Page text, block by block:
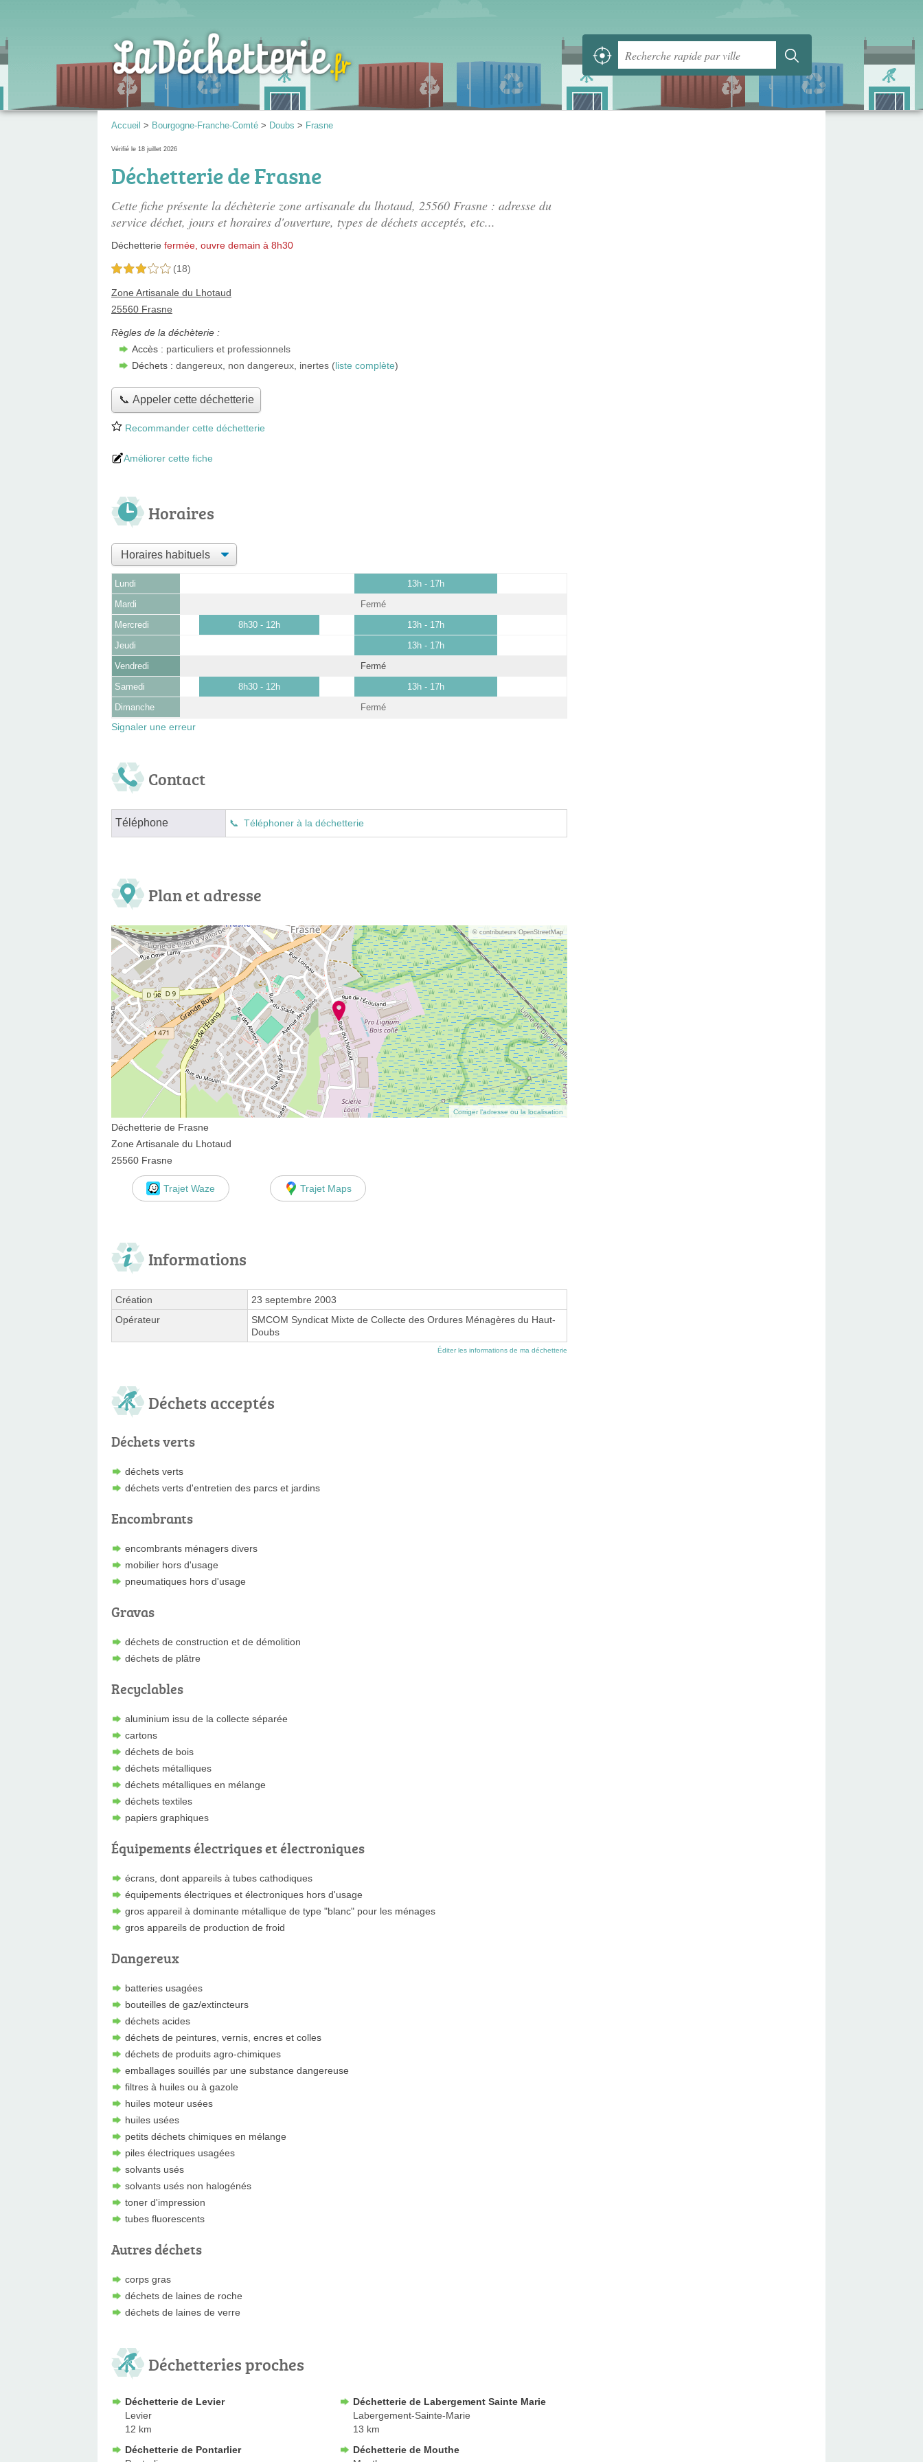
Accueil > Bourgogne-Franche-Comté > Doubs > Frasne
Vérifié le 18 juillet 2026
Déchetterie de Frasne
Cette fiche présente la déchèterie zone artisanale du lhotaud, 25560 Frasne : adresse du
service déchet, jours et horaires d'ouverture, types de déchets acceptés, etc...
Déchetterie fermée, ouvre demain à 8h30
3,0 étoiles sur 5 (18)
Zone Artisanale du Lhotaud
25560 Frasne
Règles de la déchèterie :
Accès : particuliers et professionnels
Déchets : dangereux, non dangereux, inertes (liste complète)
📞 Appeler cette déchetterie
Recommander cette déchetterie
Améliorer cette fiche
Horaires
Lundi 13h - 17h
Mardi Fermé
Mercredi 8h30 - 12h 13h - 17h
Jeudi 13h - 17h
Vendredi Fermé
Samedi 8h30 - 12h 13h - 17h
Dimanche Fermé
Signaler une erreur
Contact
Téléphone Téléphoner à la déchetterie
Plan et adresse
© contributeurs OpenStreetMap
Corriger l’adresse ou la localisation
Déchetterie de Frasne
Zone Artisanale du Lhotaud
25560 Frasne
Trajet Waze Trajet Maps
Informations
Création
23 septembre 2003
Opérateur
SMCOM Syndicat Mixte de Collecte des Ordures Ménagères du Haut-
Doubs
Éditer les informations de ma déchetterie
Déchets acceptés
Déchets verts
déchets verts
déchets verts d'entretien des parcs et jardins
Encombrants
encombrants ménagers divers
mobilier hors d'usage
pneumatiques hors d'usage
Gravas
déchets de construction et de démolition
déchets de plâtre
Recyclables
aluminium issu de la collecte séparée
cartons
déchets de bois
déchets métalliques
déchets métalliques en mélange
déchets textiles
papiers graphiques
Équipements électriques et électroniques
écrans, dont appareils à tubes cathodiques
équipements électriques et électroniques hors d'usage
gros appareil à dominante métallique de type "blanc" pour les ménages
gros appareils de production de froid
Dangereux
batteries usagées
bouteilles de gaz/extincteurs
déchets acides
déchets de peintures, vernis, encres et colles
déchets de produits agro-chimiques
emballages souillés par une substance dangereuse
filtres à huiles ou à gazole
huiles moteur usées
huiles usées
petits déchets chimiques en mélange
piles électriques usagées
solvants usés
solvants usés non halogénés
toner d'impression
tubes fluorescents
Autres déchets
corps gras
déchets de laines de roche
déchets de laines de verre
Déchetteries proches
Déchetterie de Levier
Levier
12 km
Déchetterie de Labergement Sainte Marie
Labergement-Sainte-Marie
13 km
Déchetterie de Pontarlier
Déchetterie de Mouthe